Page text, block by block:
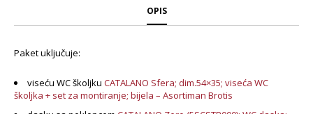
OPIS
Paket uključuje:
viseću WC školjku CATALANO Sfera; dim.54×35; viseća WC
školjka + set za montiranje; bijela – Asortiman Brotis